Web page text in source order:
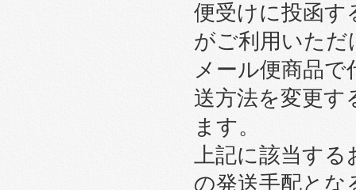
便受けに投函す
がご利用いただ
メール便商品で
送方法を変更す
ます。
上記に該当する
の発送手配とな